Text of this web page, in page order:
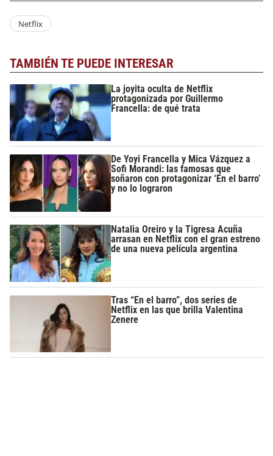
Netflix
TAMBIÉN TE PUEDE INTERESAR
La joyita oculta de Netflix
protagonizada por Guillermo
Francella: de qué trata
De Yoyi Francella y Mica Vázquez a
Sofi Morandi: las famosas que
soñaron con protagonizar ‘En el barro’
y no lo lograron
Natalia Oreiro y la Tigresa Acuña
arrasan en Netflix con el gran estreno
de una nueva película argentina
Tras “En el barro”, dos series de
Netflix en las que brilla Valentina
Zenere